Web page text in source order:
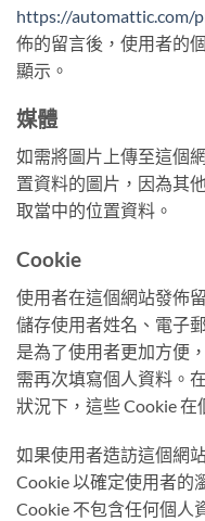
https://automattic.com/
佈的留言後，使用者的
顯示。
媒體
如需將圖片上傳至這個
置資料的圖片，因為其
取當中的位置資料。
Cookie
使用者在這個網站發佈
儲存使用者姓名、電子
是為了使用者更加方便
需再次填寫個人資料。
狀況下，這些 Cookie 在
如果使用者造訪這個網
Cookie 以確定使用者的
Cookie 不包含任何個人